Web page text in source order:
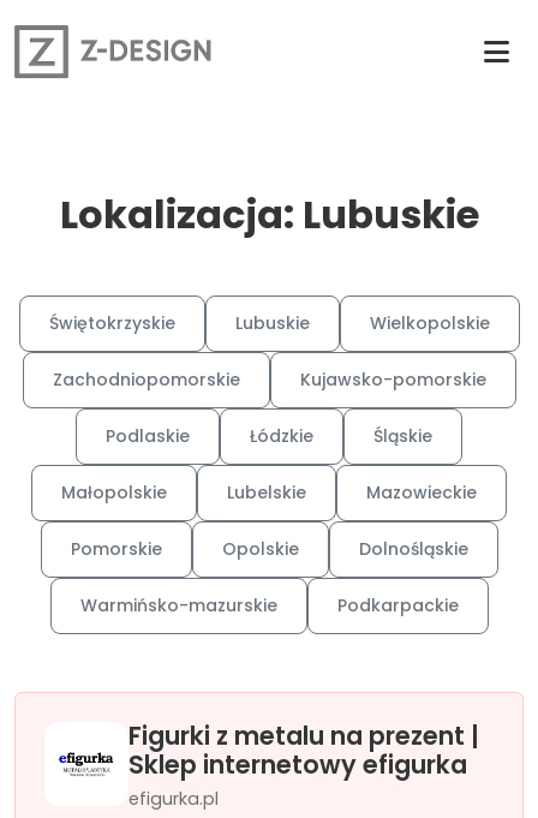
Lokalizacja: Lubuskie
Świętokrzyskie Lubuskie Wielkopolskie
Zachodniopomorskie Kujawsko-pomorskie
Podlaskie Łódzkie Śląskie
Małopolskie Lubelskie Mazowieckie
Pomorskie Opolskie Dolnośląskie
Warmińsko-mazurskie Podkarpackie
Figurki z metalu na prezent |
Sklep internetowy efigurka
efigurka.pl